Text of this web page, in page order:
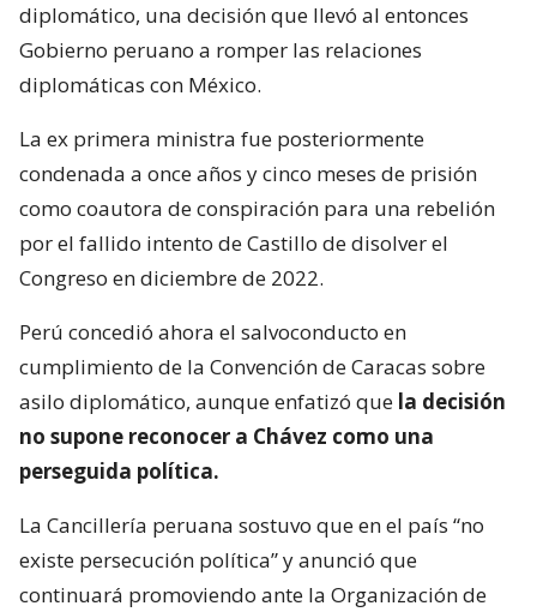
diplomático, una decisión que llevó al entonces
Gobierno peruano a romper las relaciones
diplomáticas con México.
La ex primera ministra fue posteriormente
condenada a once años y cinco meses de prisión
como coautora de conspiración para una rebelión
por el fallido intento de Castillo de disolver el
Congreso en diciembre de 2022.
Perú concedió ahora el salvoconducto en
cumplimiento de la Convención de Caracas sobre
asilo diplomático, aunque enfatizó que la decisión
no supone reconocer a Chávez como una
perseguida política.
La Cancillería peruana sostuvo que en el país “no
existe persecución política” y anunció que
continuará promoviendo ante la Organización de